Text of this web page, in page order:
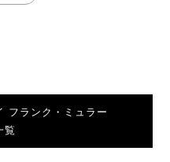
フランク・ミュラー
覧